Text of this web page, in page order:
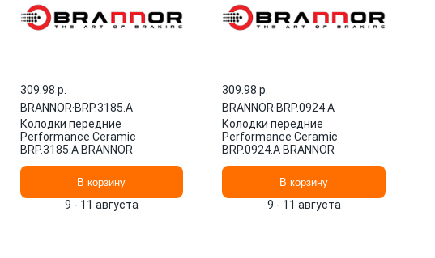
309.98 p.
BRANNOR·BRP.3185.A
Колодки передние
Performance Ceramic
BRP.3185.A BRANNOR
В корзину
9 - 11 августа
309.98 p.
BRANNOR·BRP.0924.A
Колодки передние
Performance Ceramic
BRP.0924.A BRANNOR
В корзину
9 - 11 августа